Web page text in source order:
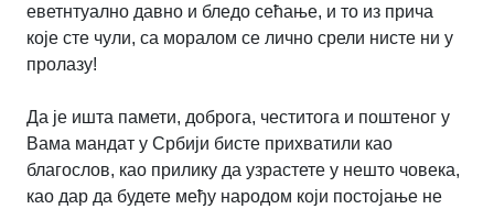
еветнтуално давно и бледо сећање, и то из прича
које сте чули, са моралом се лично срели нисте ни у
пролазу!
Да је ишта памети, доброга, честитога и поштеног у
Вама мандат у Србији бисте прихватили као
благослов, као прилику да узрастете у нешто човека,
као дар да будете међу народом који постојање не